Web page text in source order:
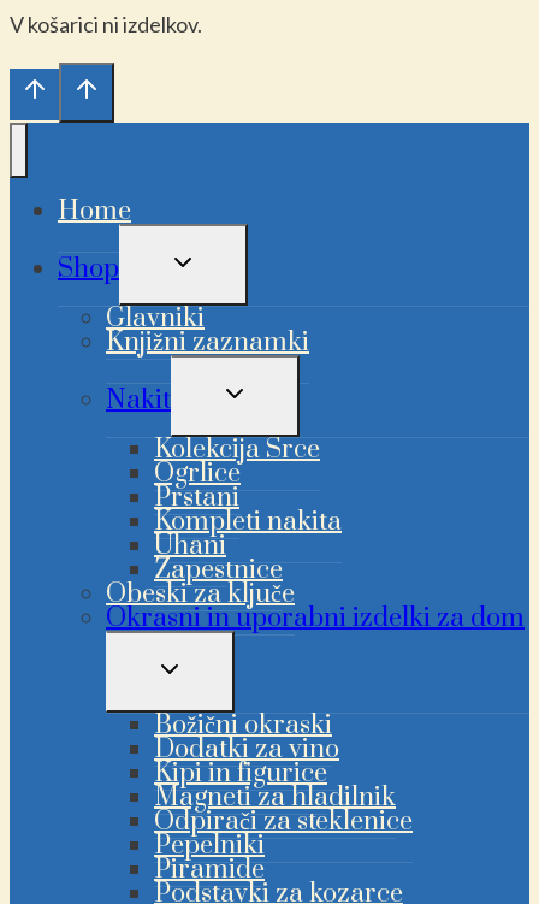
V košarici ni izdelkov.
Home
Shop
PREKLAPLJANJE
MENIJA
Glavniki
Knjižni zaznamki
Nakit
PREKLAPLJANJE
MENIJA
Kolekcija Srce
Ogrlice
Prstani
Kompleti nakita
Uhani
Zapestnice
Obeski za ključe
Okrasni in uporabni izdelki za dom
PREKLAPLJANJE
MENIJA
Božični okraski
Dodatki za vino
Kipi in figurice
Magneti za hladilnik
Odpirači za steklenice
Pepelniki
Piramide
Podstavki za kozarce